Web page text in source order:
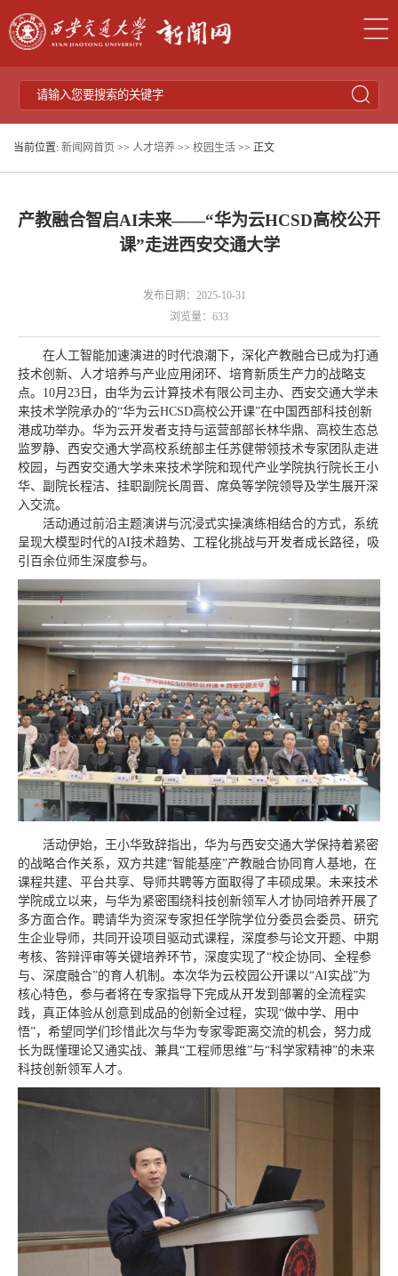
当前位置: 新闻网首页 >> 人才培养 >> 校园生活 >> 正文
产教融合智启AI未来——“华为云HCSD高校公开
课”走进西安交通大学
发布日期：2025-10-31
浏览量： 633
在人工智能加速演进的时代浪潮下，深化产教融合已成为打通
技术创新、人才培养与产业应用闭环、培育新质生产力的战略支
点。10月23日，由华为云计算技术有限公司主办、西安交通大学未
来技术学院承办的“华为云HCSD高校公开课”在中国西部科技创新
港成功举办。华为云开发者支持与运营部部长林华鼎、高校生态总
监罗静、西安交通大学高校系统部主任苏健带领技术专家团队走进
校园，与西安交通大学未来技术学院和现代产业学院执行院长王小
华、副院长程洁、挂职副院长周晋、席奂等学院领导及学生展开深
入交流。
活动通过前沿主题演讲与沉浸式实操演练相结合的方式，系统
呈现大模型时代的AI技术趋势、工程化挑战与开发者成长路径，吸
引百余位师生深度参与。
活动伊始，王小华致辞指出，华为与西安交通大学保持着紧密
的战略合作关系，双方共建“智能基座”产教融合协同育人基地，在
课程共建、平台共享、导师共聘等方面取得了丰硕成果。未来技术
学院成立以来，与华为紧密围绕科技创新领军人才协同培养开展了
多方面合作。聘请华为资深专家担任学院学位分委员会委员、研究
生企业导师，共同开设项目驱动式课程，深度参与论文开题、中期
考核、答辩评审等关键培养环节，深度实现了“校企协同、全程参
与、深度融合”的育人机制。本次华为云校园公开课以“AI实战”为
核心特色，参与者将在专家指导下完成从开发到部署的全流程实
践，真正体验从创意到成品的创新全过程，实现“做中学、用中
悟”，希望同学们珍惜此次与华为专家零距离交流的机会，努力成
长为既懂理论又通实战、兼具“工程师思维”与“科学家精神”的未来
科技创新领军人才。